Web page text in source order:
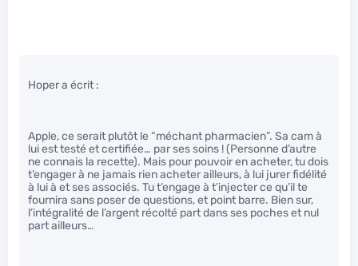
Hoper a écrit :
Apple, ce serait plutôt le “méchant pharmacien”. Sa cam à
lui est testé et certifiée… par ses soins ! (Personne d’autre
ne connais la recette). Mais pour pouvoir en acheter, tu dois
t’engager à ne jamais rien acheter ailleurs, à lui jurer fidélité
à lui à et ses associés. Tu t’engage à t’injecter ce qu’il te
fournira sans poser de questions, et point barre. Bien sur,
l’intégralité de l’argent récolté part dans ses poches et nul
part ailleurs…